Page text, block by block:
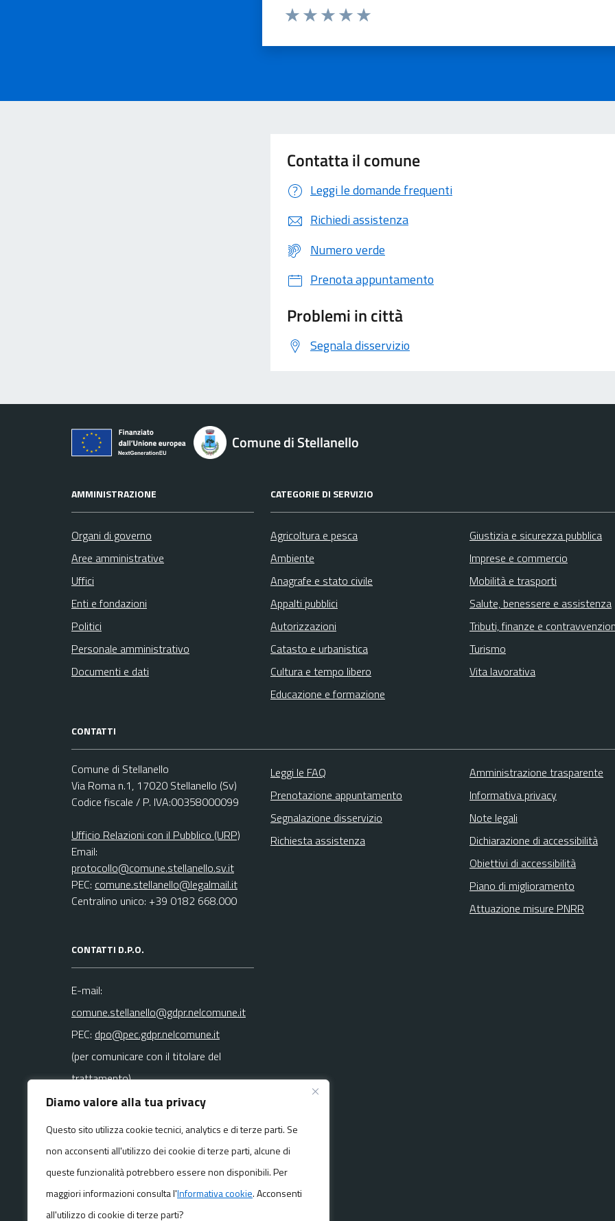
Diamo valore alla tua privacy
Questo sito utilizza cookie tecnici, analytics e di terze parti. Se
non acconsenti all'utilizzo dei cookie di terze parti, alcune di
queste funzionalità potrebbero essere non disponibili. Per
maggiori informazioni consulta l'Informativa cookie. Acconsenti
all'utilizzo di cookie di terze parti?
Contatta il comune
Leggi le domande frequenti
Richiedi assistenza
Numero verde
Prenota appuntamento
Problemi in città
Segnala disservizio
Comune di Stellanello
AMMINISTRAZIONE
Organi di governo
Aree amministrative
Uffici
Enti e fondazioni
Politici
Personale amministrativo
Documenti e dati
CATEGORIE DI SERVIZIO
Agricoltura e pesca
Ambiente
Anagrafe e stato civile
Appalti pubblici
Autorizzazioni
Catasto e urbanistica
Cultura e tempo libero
Educazione e formazione
Giustizia e sicurezza pubblica
Imprese e commercio
Mobilità e trasporti
Salute, benessere e assistenza
Tributi, finanze e
Turismo
Vita lavorativa
CONTATTI
Comune di Stellanello
Via Roma n.1, 17020 Stellanello (Sv)
Codice fiscale / P. IVA:00358000099
Ufficio Relazioni con il Pubblico (URP)
Email:
protocollo@comune.stellanello.sv.it
PEC: comune.stellanello@legalmail.it
Centralino unico: +39 0182 668.000
CONTATTI D.P.O.
E-mail:
comune.stellanello@gdpr.nelcomune.it
PEC: dpo@pec.gdpr.nelcomune.it
(per comunicare con il titolare del
trattamento)
La mail del DPO va usata SOLO per
questioni
riguardanti la privacy
Leggi le FAQ
Prenotazione appuntamento
Segnalazione disservizio
Richiesta assistenza
Amministrazione trasparente
Informativa privacy
Note legali
Dichiarazione di accessibilità
Obiettivi di accessibilità
Piano di miglioramento
Attuazione misure PNRR